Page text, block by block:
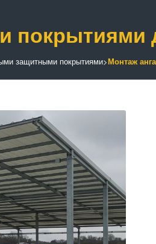
защитными покрытиями>Монтаж